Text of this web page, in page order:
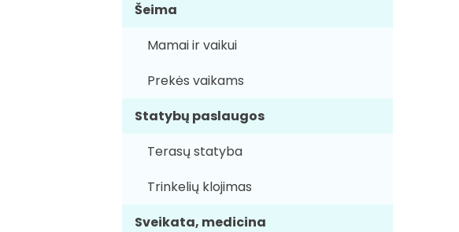
Šeima
Mamai ir vaikui
Prekės vaikams
Statybų paslaugos
Terasų statyba
Trinkelių klojimas
Sveikata, medicina